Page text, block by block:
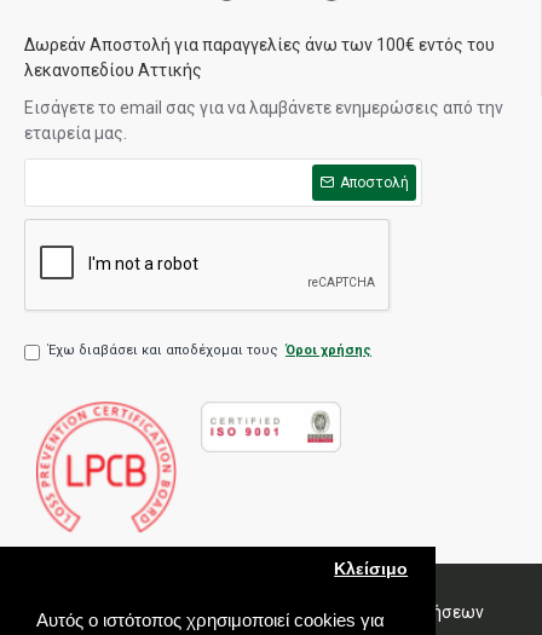
Αυτός ο ιστότοπος χρησιμοποιεί cookies για
Κλείσιμο
Δωρεάν Αποστολή για παραγγελίες άνω των 100€ εντός του
λεκανοπεδίου Αττικής
Εισάγετε το email σας για να λαμβάνετε ενημερώσεις από την
εταιρεία μας.
Αποστολή
Έχω διαβάσει και αποδέχομαι τους Όροι χρήσης
Πολιτική Ποιότητας Όροι χρήσης
Πολιτική Πωλήσεων